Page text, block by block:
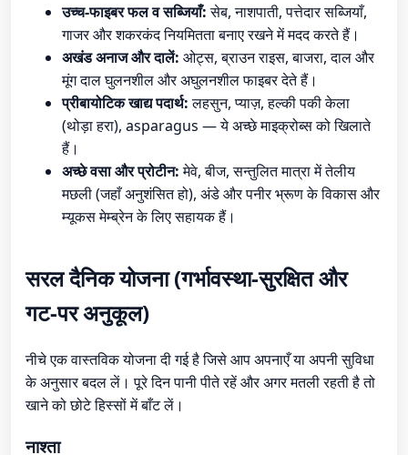
उच्च-फाइबर फल व सब्जियाँ:सेब, नाशपाती, पत्तेदार सब्जियाँ,
गाजर और शकरकंद नियमितता बनाए रखने में मदद करते हैं।
अखंड अनाज और दालें: ओट्स, ब्राउन राइस, बाजरा, दाल और
मूंग दाल घुलनशील और अघुलनशील फाइबर देते हैं।
प्रीबायोटिक खाद्य पदार्थ:लहसुन, प्याज़, हल्की पकी केला
(थोड़ा हरा), asparagus — ये अच्छे माइक्रोब्स को खिलाते
हैं।
अच्छे वसा और प्रोटीन:मेवे, बीज, सन्तुलित मात्रा में तेलीय
मछली (जहाँ अनुशंसित हो), अंडे और पनीर भ्रूण के विकास और
म्यूकस मेम्ब्रेन के लिए सहायक हैं।
सरल दैनिक योजना (गर्भावस्था-सुरक्षित और
गट-पर अनुकूल)
नीचे एक वास्तविक योजना दी गई है जिसे आप अपनाएँ या अपनी सुविधा
के अनुसार बदल लें। पूरे दिन पानी पीते रहें और अगर मतली रहती है तो
खाने को छोटे हिस्सों में बाँट लें।
नाश्ता